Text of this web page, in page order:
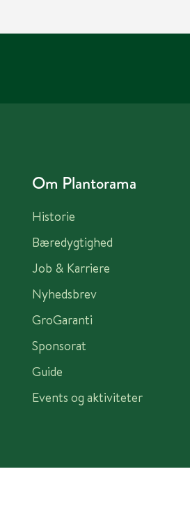
Om Plantorama
Historie
Bæredygtighed
Job & Karriere
Nyhedsbrev
GroGaranti
Sponsorat
Guide
Events og aktiviteter